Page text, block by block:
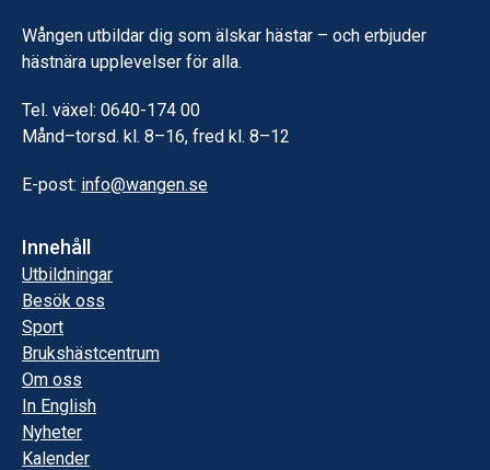
Wången utbildar dig som älskar hästar – och erbjuder
hästnära upplevelser för alla.
Tel. växel: 0640-174 00
Månd–torsd. kl. 8–16, fred kl. 8–12
E-post: info@wangen.se
Innehåll
Utbildningar
Besök oss
Sport
Brukshästcentrum
Om oss
In English
Nyheter
Kalender